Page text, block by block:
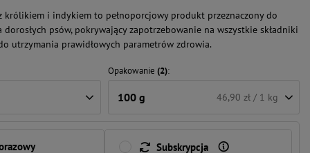
królikiem i indykiem to pełnoporcjowy produkt przeznaczony do
psów, pokrywający zapotrzebowanie na wszystkie składniki
utrzymania prawidłowych parametrów zdrowia.
Opakowanie (2)
100 g 46,90 zł / 1 kg
Subskrypcja